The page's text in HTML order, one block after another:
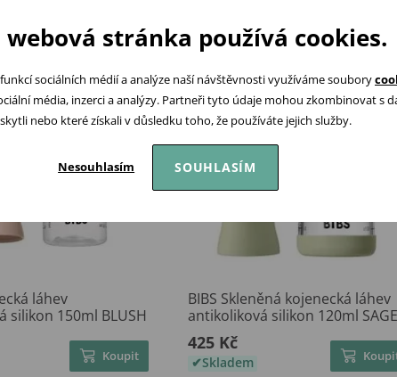
láhev
silikon 150ml BLUSH
Koupit
BIBS Skleněná kojenecká láhev
antikoliková silikon 120ml SAGE
425 Kč
Skladem
webová stránka používá cookies.
sociálních médií a analýze naší návštěvnosti využíváme soubory
média, inzerci a analýzy. Partneři tyto údaje mohou zkombinovat s
nebo které získali v důsledku toho, že používáte jejich služby.
Nesouhlasím SOUHLASÍM